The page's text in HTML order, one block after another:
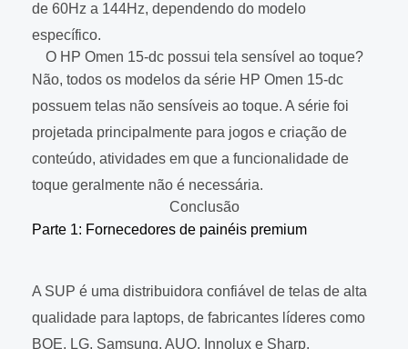
de 60Hz a 144Hz, dependendo do modelo
específico.
O HP Omen 15-dc possui tela sensível ao toque?
Não, todos os modelos da série HP Omen 15-dc
possuem telas não sensíveis ao toque. A série foi
projetada principalmente para jogos e criação de
conteúdo, atividades em que a funcionalidade de
toque geralmente não é necessária.
Conclusão
Parte 1: Fornecedores de painéis premium
A SUP é uma distribuidora confiável de telas de alta
qualidade para laptops, de fabricantes líderes como
BOE, LG, Samsung, AUO, Innolux e Sharp.